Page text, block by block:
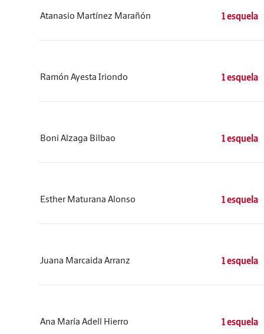
Atanasio Martínez Marañón 1 esquela
Ramón Ayesta Iriondo 1 esquela
Boni Alzaga Bilbao 1 esquela
Esther Maturana Alonso 1 esquela
Juana Marcaida Arranz 1 esquela
Ana María Adell Hierro 1 esquela